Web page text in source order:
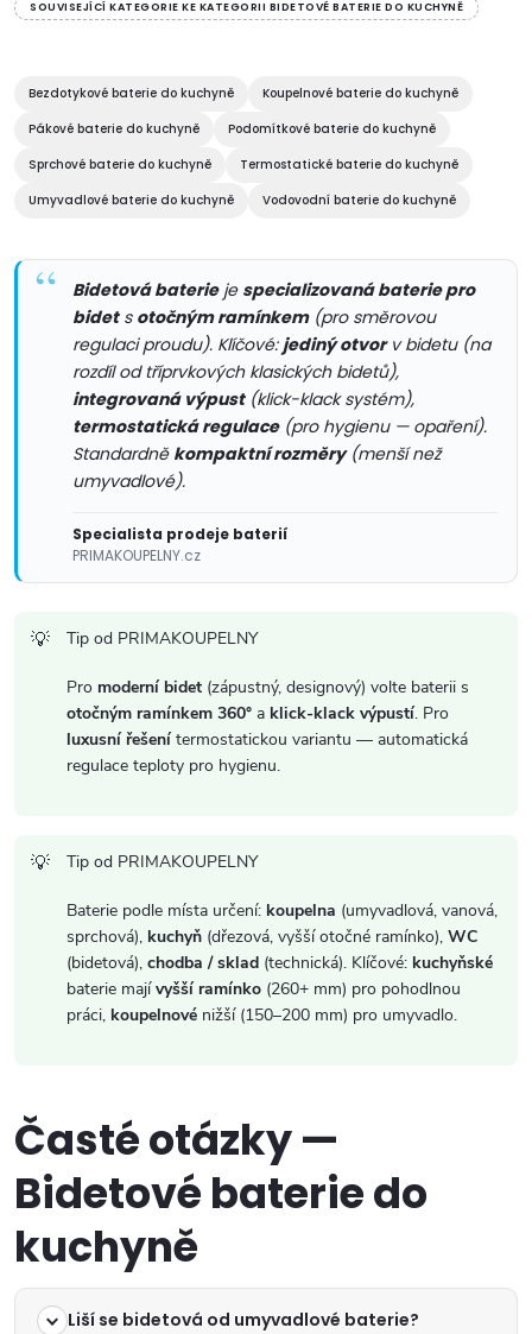
v
á
d
a
c
v
ý
SOUVISEJÍCÍ KATEGORIE KE KATEGORII BIDETOVÉ BATERIE DO KUCHYNĚ
Bezdotykové baterie do kuchyně
Koupelnové baterie do kuchyně
Pákové baterie do kuchyně
Podomítkové baterie do kuchyně
Sprchové baterie do kuchyně
Termostatické baterie do kuchyně
Umyvadlové baterie do kuchyně
Vodovodní baterie do kuchyně
Bidetová baterieje specializovaná baterie pro
bidets otočným ramínkem(pro směrovou
regulaci proudu). Klíčové: jediný otvorv bidetu (na
rozdíl od tříprvkových klasických bidetů),
integrovaná výpust(klick-klack systém),
termostatická regulace(pro hygienu — opaření).
Standardně kompaktní rozměry(menší než
umyvadlové).
Specialista prodeje baterií
PRIMAKOUPELNY.cz
Tip od PRIMAKOUPELNY
Pro moderní bidet (zápustný, designový) volte baterii s
otočným ramínkem 360° a klick-klack výpustí. Pro
luxusní řešení termostatickou variantu — automatická
regulace teploty pro hygienu.
Tip od PRIMAKOUPELNY
Baterie podle místa určení: koupelna (umyvadlová, vanová,
sprchová), kuchyň (dřezová, vyšší otočné ramínko), WC
(bidetová), chodba / sklad (technická). Klíčové: kuchyňské
baterie majívyšší ramínko (260+ mm) pro pohodlnou
práci, koupelnové nižší (150–200 mm) pro umyvadlo.
Časté otázky —
Bidetové baterie do
kuchyně
Liší se bidetová od umyvadlové baterie?